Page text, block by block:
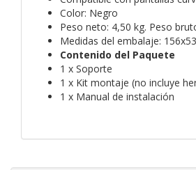
Color: Negro
Peso neto: 4,50 kg. Peso
Medidas del embalaje:
Contenido del Paquete
1 x Soporte
1 x Kit montaje (no incluye
1 x Manual de instalación